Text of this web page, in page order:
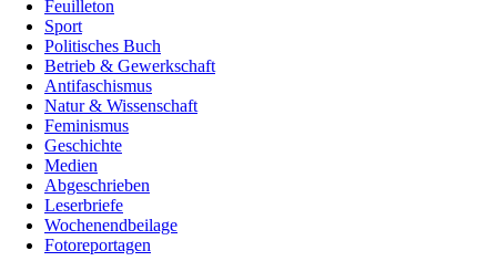
Feuilleton
Sport
Politisches Buch
Betrieb & Gewerkschaft
Antifaschismus
Natur & Wissenschaft
Feminismus
Geschichte
Medien
Abgeschrieben
Leserbriefe
Wochenendbeilage
Fotoreportagen